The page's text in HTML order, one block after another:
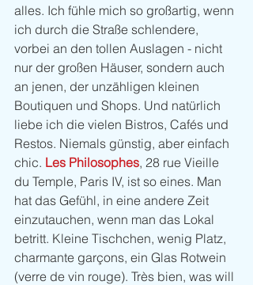
alles. Ich fühle mich so großartig, wenn
ich durch die Straße schlendere,
vorbei an den tollen Auslagen - nicht
nur der großen Häuser, sondern auch
an jenen, der unzähligen kleinen
Boutiquen und Shops. Und natürlich
liebe ich die vielen Bistros, Cafés und
Restos. Niemals günstig, aber einfach
chic. Les Philosophes, 28 rue Vieille
du Temple, Paris IV, ist so eines. Man
hat das Gefühl, in eine andere Zeit
einzutauchen, wenn man das Lokal
betritt. Kleine Tischchen, wenig Platz,
charmante garçons, ein Glas Rotwein
(verre de vin rouge). Très bien, was will